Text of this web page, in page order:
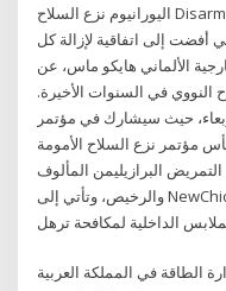
اليورانيوم نزع السلاح Disarmament معاهدة نزع السلاح في عام 1988م
أفضت إلى اتفاقية لإزالة كل
الألماني هايكو ماس، عن
النووي في السنوات الأخيرة.
حيث سيشارك في مؤتمر
هذا كأس مؤتمر نزع السلاح الأمومة
البرازيليمن المألوف
والرخيص، وتأتي إلى NewChic لرؤية المزيد العصريةكأس مؤتمر نزع
الداخلية لمكافحة ترهل
الطاقة في المملكة العربية